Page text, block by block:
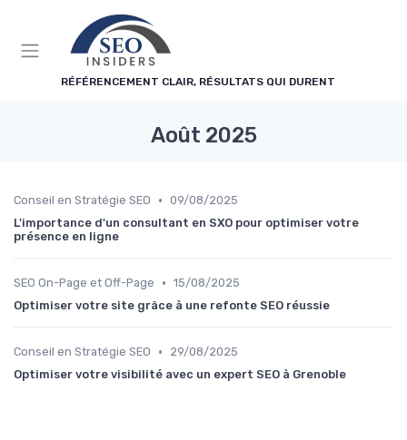
RÉFÉRENCEMENT CLAIR, RÉSULTATS QUI DURENT
Août 2025
Conseil en Stratégie SEO • 09/08/2025
L'importance d'un consultant en SXO pour optimiser votre
présence en ligne
SEO On-Page et Off-Page • 15/08/2025
Optimiser votre site grâce à une refonte SEO réussie
Conseil en Stratégie SEO •
29/08/2025
Optimiser votre visibilité avec un expert SEO à Grenoble
Panneau de gestion des cookies